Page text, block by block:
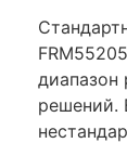
диапазон
решений.